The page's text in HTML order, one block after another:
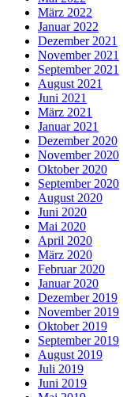
März 2022
Januar 2022
Dezember 2021
November 2021
September 2021
August 2021
Juni 2021
März 2021
Januar 2021
Dezember 2020
November 2020
Oktober 2020
September 2020
August 2020
Juni 2020
Mai 2020
April 2020
März 2020
Februar 2020
Januar 2020
Dezember 2019
November 2019
Oktober 2019
September 2019
August 2019
Juli 2019
Juni 2019